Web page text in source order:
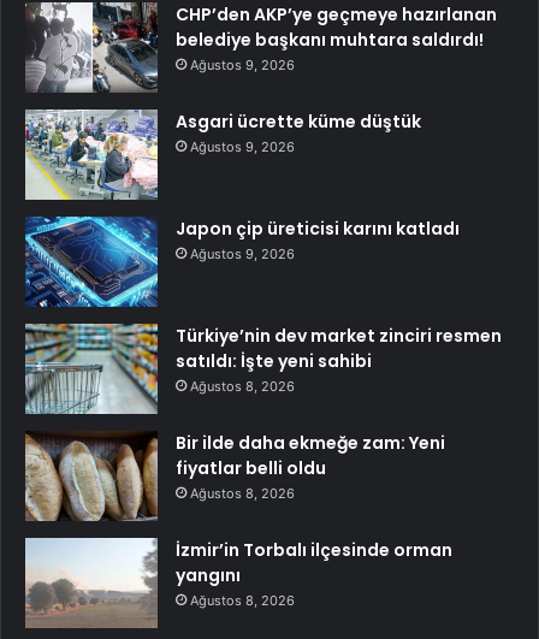
CHP’den AKP’ye geçmeye hazırlanan
belediye başkanı muhtara saldırdı!
Ağustos 9, 2026
Asgari ücrette küme düştük
Ağustos 9, 2026
Japon çip üreticisi karını katladı
Ağustos 9, 2026
Türkiye’nin dev market zinciri resmen
satıldı: İşte yeni sahibi
Ağustos 8, 2026
Bir ilde daha ekmeğe zam: Yeni
fiyatlar belli oldu
Ağustos 8, 2026
İzmir’in Torbalı ilçesinde orman
yangını
Ağustos 8, 2026